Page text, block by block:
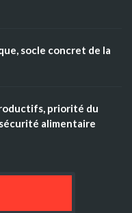
socle concret de la
priorité du
alimentaire